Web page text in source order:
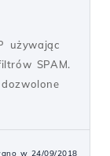
używając
SPAM.
w 24/09/2018